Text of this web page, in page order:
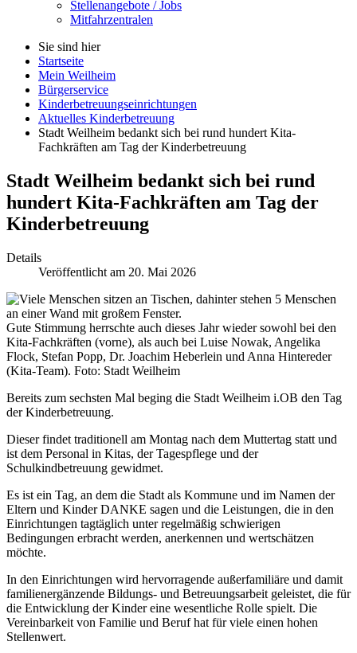
Stellenangebote / Jobs
Mitfahrzentralen
Sie sind hier
Startseite
Mein Weilheim
Bürgerservice
Kinderbetreuungseinrichtungen
Aktuelles Kinderbetreuung
Stadt Weilheim bedankt sich bei rund hundert Kita-
Fachkräften am Tag der Kinderbetreuung
Stadt Weilheim bedankt sich bei rund
hundert Kita-Fachkräften am Tag der
Kinderbetreuung
Details
Veröffentlicht am 20. Mai 2026
Gute Stimmung herrschte auch dieses Jahr wieder sowohl bei den
Kita-Fachkräften (vorne), als auch bei Luise Nowak, Angelika
Flock, Stefan Popp, Dr. Joachim Heberlein und Anna Hintereder
(Kita-Team). Foto: Stadt Weilheim
Bereits zum sechsten Mal beging die Stadt Weilheim i.OB den Tag
der Kinderbetreuung.
Dieser findet traditionell am Montag nach dem Muttertag statt und
ist dem Personal in Kitas, der Tagespflege und der
Schulkindbetreuung gewidmet.
Es ist ein Tag, an dem die Stadt als Kommune und im Namen der
Eltern und Kinder DANKE sagen und die Leistungen, die in den
Einrichtungen tagtäglich unter regelmäßig schwierigen
Bedingungen erbracht werden, anerkennen und wertschätzen
möchte.
In den Einrichtungen wird hervorragende außerfamiliäre und damit
familienergänzende Bildungs- und Betreuungsarbeit geleistet, die für
die Entwicklung der Kinder eine wesentliche Rolle spielt. Die
Vereinbarkeit von Familie und Beruf hat für viele einen hohen
Stellenwert.